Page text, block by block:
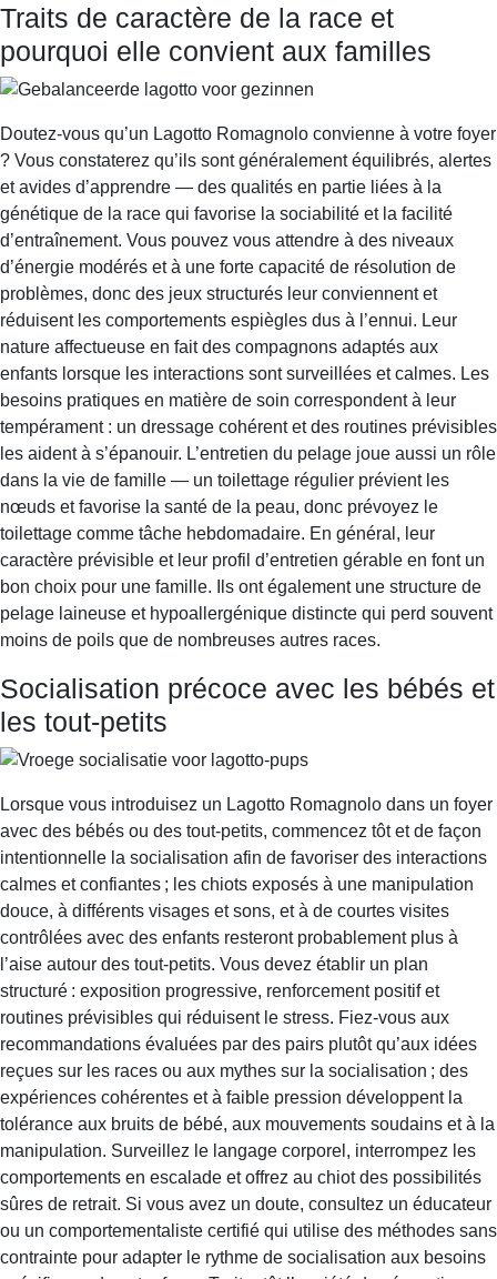
Traits de caractère de la race et
pourquoi elle convient aux familles
Doutez-vous qu’un Lagotto Romagnolo convienne à votre foyer
? Vous constaterez qu’ils sont généralement équilibrés, alertes
et avides d’apprendre — des qualités en partie liées à la
génétique de la race qui favorise la sociabilité et la facilité
d’entraînement. Vous pouvez vous attendre à des niveaux
d’énergie modérés et à une forte capacité de résolution de
problèmes, donc des jeux structurés leur conviennent et
réduisent les comportements espiègles dus à l’ennui. Leur
nature affectueuse en fait des compagnons adaptés aux
enfants lorsque les interactions sont surveillées et calmes. Les
besoins pratiques en matière de soin correspondent à leur
tempérament : un dressage cohérent et des routines prévisibles
les aident à s’épanouir. L’entretien du pelage joue aussi un rôle
dans la vie de famille — un toilettage régulier prévient les
nœuds et favorise la santé de la peau, donc prévoyez le
toilettage comme tâche hebdomadaire. En général, leur
caractère prévisible et leur profil d’entretien gérable en font un
bon choix pour une famille. Ils ont également une structure de
pelage laineuse et hypoallergénique distincte qui perd souvent
moins de poils que de nombreuses autres races.
Socialisation précoce avec les bébés et
les tout-petits
Lorsque vous introduisez un Lagotto Romagnolo dans un foyer
avec des bébés ou des tout-petits, commencez tôt et de façon
intentionnelle la socialisation afin de favoriser des interactions
calmes et confiantes ; les chiots exposés à une manipulation
douce, à différents visages et sons, et à de courtes visites
contrôlées avec des enfants resteront probablement plus à
l’aise autour des tout-petits. Vous devez établir un plan
structuré : exposition progressive, renforcement positif et
routines prévisibles qui réduisent le stress. Fiez-vous aux
recommandations évaluées par des pairs plutôt qu’aux idées
reçues sur les races ou aux mythes sur la socialisation ; des
expériences cohérentes et à faible pression développent la
tolérance aux bruits de bébé, aux mouvements soudains et à la
manipulation. Surveillez le langage corporel, interrompez les
comportements en escalade et offrez au chiot des possibilités
sûres de retrait. Si vous avez un doute, consultez un éducateur
ou un comportementaliste certifié qui utilise des méthodes sans
contrainte pour adapter le rythme de socialisation aux besoins